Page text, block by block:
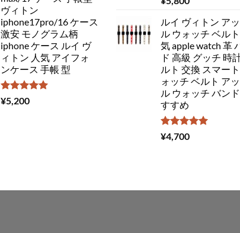
ヴィトン
iphone17pro/16 ケース
激安 モノグラム柄
iphone ケース ルイ ヴ
ィトン 人気 アイフォ
ンケース 手帳 型
5段階中
5.00
¥5,200
5.00
ルイ ヴィトン ア
ル ウォッチ ベルト
気 apple watch 革
ド 高級 グッチ 時
ルト 交換 スマー
ォッチ ベルト ア
ル ウォッチ バン
すすめ
5段階中
5.00
¥4,700